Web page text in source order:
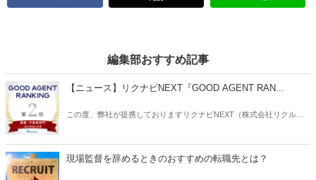
編集部おすすめ記事
【ニュース】リクナビNEXT『GOOD AGENT RAN...
この度、弊社が提携しておりますリクナビNEXT（株式会社リクルー
と表記）にそれぞれ入賞しましたことをお知らせいたします。
現場監督を辞めるときのおすすめの転職先とは？